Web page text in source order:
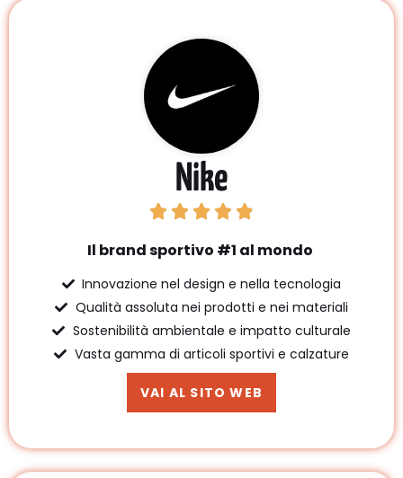
Nike
Il brand sportivo #1 al mondo
Innovazione nel design e nella tecnologia
Qualità assoluta nei prodotti e nei materiali
Sostenibilità ambientale e impatto culturale
Vasta gamma di articoli sportivi e calzature
VAI AL SITO WEB